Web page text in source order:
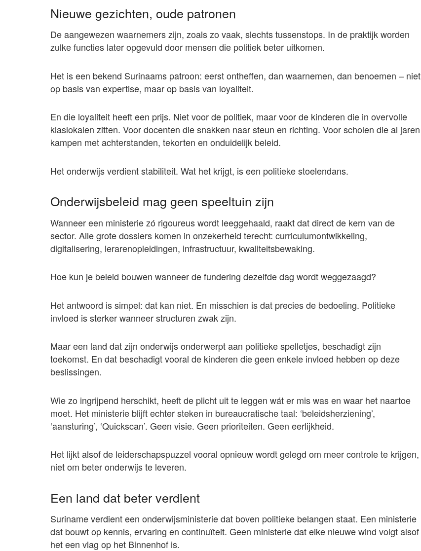
Nieuwe gezichten, oude patronen
De aangewezen waarnemers zijn, zoals zo vaak, slechts tussenstops. In de praktijk worden
zulke functies later opgevuld door mensen die politiek beter uitkomen.
Het is een bekend Surinaams patroon: eerst ontheffen, dan waarnemen, dan benoemen – niet
op basis van expertise, maar op basis van loyaliteit.
En die loyaliteit heeft een prijs. Niet voor de politiek, maar voor de kinderen die in overvolle
klaslokalen zitten. Voor docenten die snakken naar steun en richting. Voor scholen die al jaren
kampen met achterstanden, tekorten en onduidelijk beleid.
Het onderwijs verdient stabiliteit. Wat het krijgt, is een politieke stoelendans.
Onderwijsbeleid mag geen speeltuin zijn
Wanneer een ministerie zó rigoureus wordt leeggehaald, raakt dat direct de kern van de
sector. Alle grote dossiers komen in onzekerheid terecht: curriculumontwikkeling,
digitalisering, lerarenopleidingen, infrastructuur, kwaliteitsbewaking.
Hoe kun je beleid bouwen wanneer de fundering dezelfde dag wordt weggezaagd?
Het antwoord is simpel: dat kan niet. En misschien is dat precies de bedoeling. Politieke
invloed is sterker wanneer structuren zwak zijn.
Maar een land dat zijn onderwijs onderwerpt aan politieke spelletjes, beschadigt zijn
toekomst. En dat beschadigt vooral de kinderen die geen enkele invloed hebben op deze
beslissingen.
Wie zo ingrijpend herschikt, heeft de plicht uit te leggen wát er mis was en waar het naartoe
moet. Het ministerie blijft echter steken in bureaucratische taal: ‘beleidsherziening’,
‘aansturing’, ‘Quickscan’. Geen visie. Geen prioriteiten. Geen eerlijkheid.
Het lijkt alsof de leiderschapspuzzel vooral opnieuw wordt gelegd om meer controle te krijgen,
niet om beter onderwijs te leveren.
Een land dat beter verdient
Suriname verdient een onderwijsministerie dat boven politieke belangen staat. Een ministerie
dat bouwt op kennis, ervaring en continuïteit. Geen ministerie dat elke nieuwe wind volgt alsof
het een vlag op het Binnenhof is.